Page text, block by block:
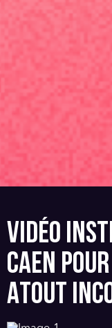
VIDÉO
CAEN
ATOUT